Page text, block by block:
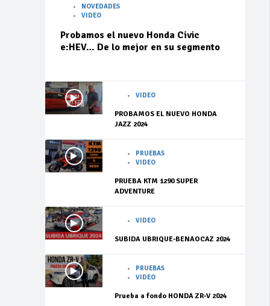
NOVEDADES
VIDEO
Probamos el nuevo Honda Civic
e:HEV… De lo mejor en su segmento
VIDEO
PROBAMOS EL NUEVO HONDA
JAZZ 2024
PRUEBAS
VIDEO
PRUEBA KTM 1290 SUPER
ADVENTURE
VIDEO
SUBIDA UBRIQUE-BENAOCAZ 2024
PRUEBAS
VIDEO
Prueba a fondo HONDA ZR-V 2024